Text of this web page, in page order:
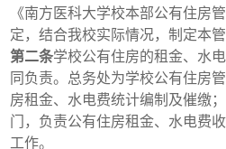
《南方医科大学校本部公有住房
定，结合我校实际情况，制定本管
第二条学校公有住房的租金、水
同负责。总务处为学校公有住房
房租金、水电费统计编制及催缴
门，负责公有住房租金、水电费
工作。